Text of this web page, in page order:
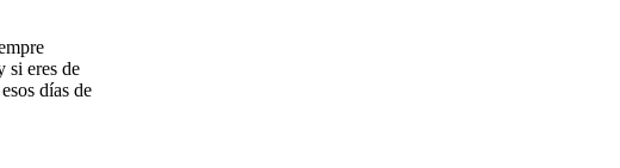
si eres de
días de